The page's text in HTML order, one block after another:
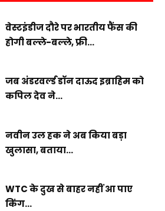
वेस्टइंडीज दौरे पर भारतीय फैंस की
होगी बल्ले-बल्ले, फ्री...
जब अंडरवर्ल्ड डॉन दाऊद इब्राहिम को
कपिल देव ने...
नवीन उल हक ने अब किया बड़ा
खुलासा, बताया...
WTC के दुख से बाहर नहीं आ पाए
किंग...